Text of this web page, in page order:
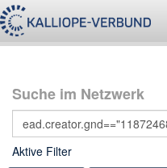
Suche im Netzwerk
Aktive Filter